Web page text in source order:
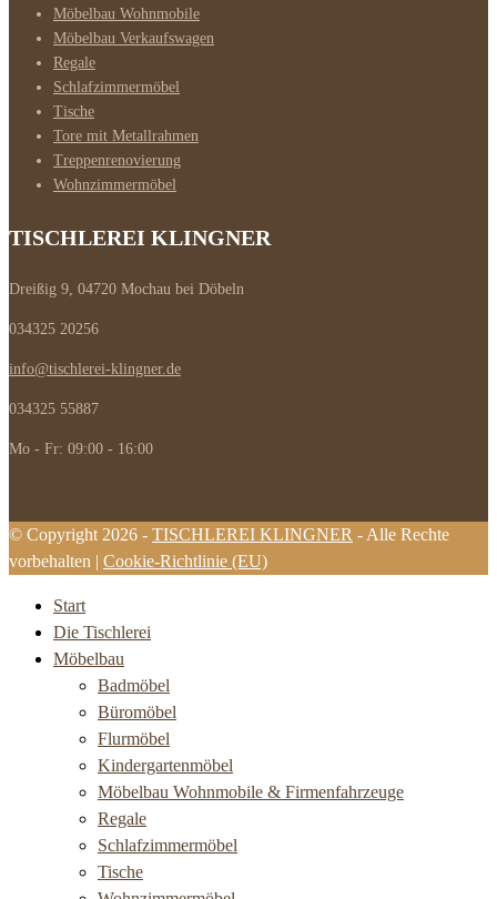
Möbelbau Wohnmobile
Möbelbau Verkaufswagen
Regale
Schlafzimmermöbel
Tische
Tore mit Metallrahmen
Treppenrenovierung
Wohnzimmermöbel
TISCHLEREI KLINGNER
Dreißig 9, 04720 Mochau bei Döbeln
034325 20256
info@tischlerei-klingner.de
034325 55887
Mo - Fr: 09:00 - 16:00
© Copyright 2026 - TISCHLEREI KLINGNER - Alle Rechte
vorbehalten | Cookie-Richtlinie (EU)
Start
Die Tischlerei
Möbelbau
Badmöbel
Büromöbel
Flurmöbel
Kindergartenmöbel
Möbelbau Wohnmobile & Firmenfahrzeuge
Regale
Schlafzimmermöbel
Tische